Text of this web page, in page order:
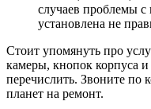
случаев проблемы
установлена не
Стоит упомянуть про
камеры, кнопок корпуса
перечислить. Звоните по
планет на ремонт.